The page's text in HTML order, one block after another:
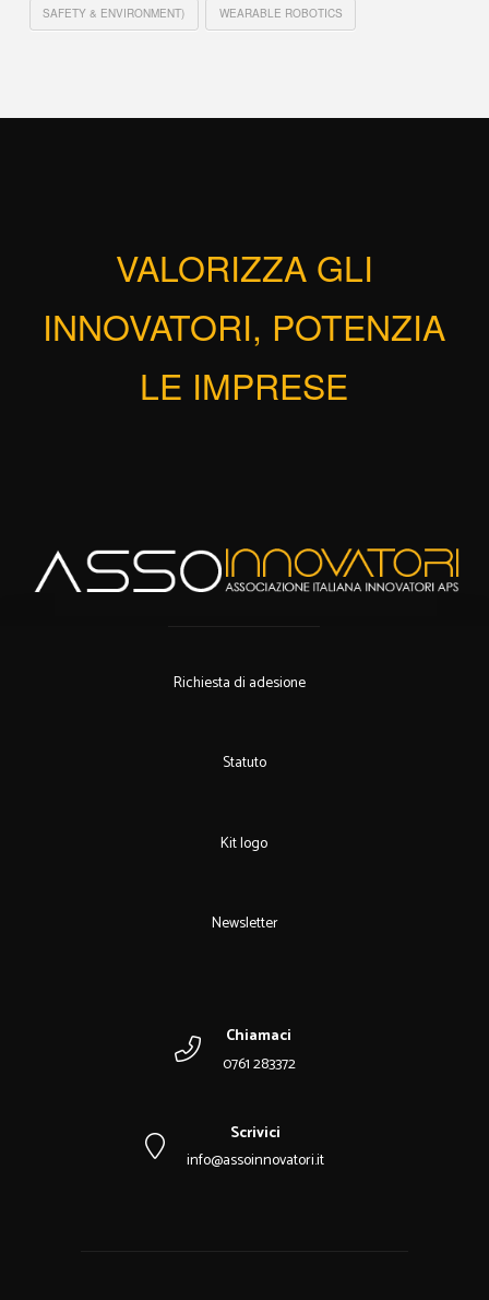
SAFETY & ENVIRONMENT) WEARABLE ROBOTICS
VALORIZZA GLI
INNOVATORI, POTENZIA
LE IMPRESE
Richiesta di adesione
Statuto
Kit logo
Newsletter
Chiamaci
0761 283372
Scrivici
info@assoinnovatori.it